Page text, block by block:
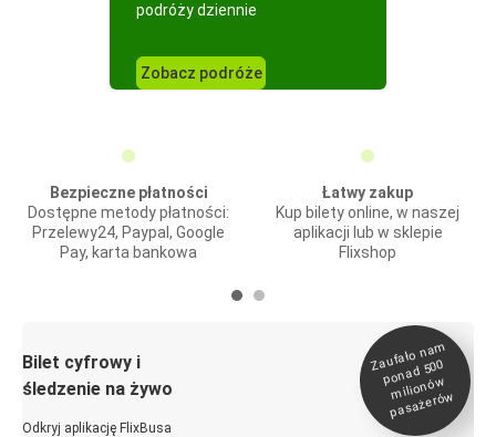
podróży dziennie
Zobacz podróże
Bezpieczne płatności
Dostępne metody płatności:
Przelewy24, Paypal, Google
Pay, karta bankowa
Łatwy zakup
Kup bilety online, w naszej
aplikacji lub w sklepie
Flixshop
Bilet cyfrowy i
śledzenie na żywo
Odkryj aplikację FlixBusa
Zaufało na
m
ponad 500
milionó
w
pasażeró
w